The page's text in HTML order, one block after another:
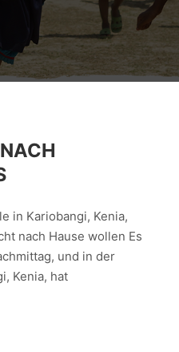
in Kariobangi, Kenia,
nach Hause wollen Es
und in der
Kenia, hat